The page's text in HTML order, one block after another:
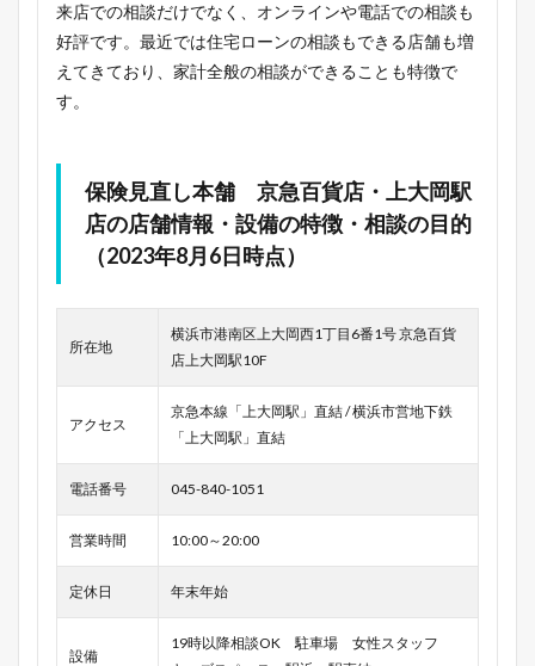
来店での相談だけでなく、オンラインや電話での相談も
好評です。最近では住宅ローンの相談もできる店舗も増
えてきており、家計全般の相談ができることも特徴で
す。
保険見直し本舗 京急百貨店・上大岡駅
店の店舗情報・設備の特徴・相談の目的
（2023年8月6日時点）
所在地
横浜市港南区上大岡西1丁目6番1号 京急百貨
店上大岡駅10F
アクセス
京急本線「上大岡駅」直結 / 横浜市営地下鉄
「上大岡駅」直結
電話番号 045-840-1051
営業時間 10:00～20:00
定休日 年末年始
設備
19時以降相談OK 駐車場 女性スタッフ